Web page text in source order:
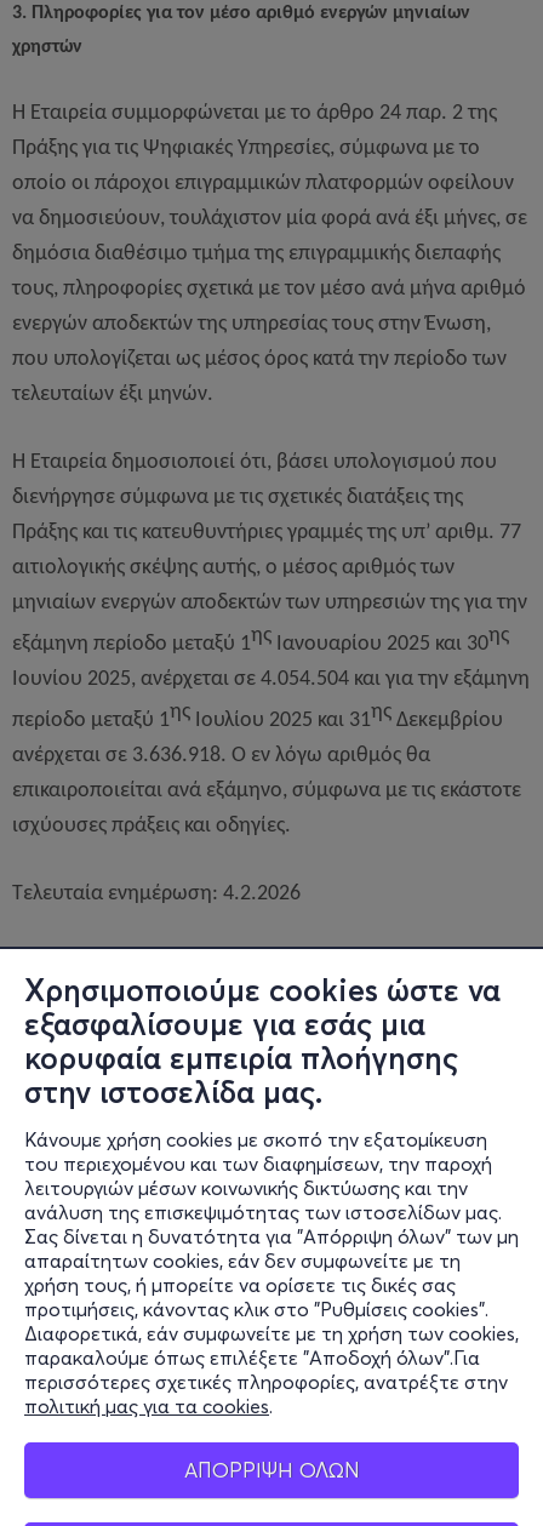
Χρησιμοποιούμε cookies ώστε να
εξασφαλίσουμε για εσάς μια
κορυφαία εμπειρία πλοήγησης
στην ιστοσελίδα μας.
Κάνουμε χρήση cookies με σκοπό την εξατομίκευση
του περιεχομένου και των διαφημίσεων, την παροχή
λειτουργιών μέσων κοινωνικής δικτύωσης και την
ανάλυση της επισκεψιμότητας των ιστοσελίδων μας.
Σας δίνεται η δυνατότητα για "Απόρριψη όλων" των μη
απαραίτητων cookies, εάν δεν συμφωνείτε με τη
χρήση τους, ή μπορείτε να ορίσετε τις δικές σας
προτιμήσεις, κάνοντας κλικ στο "Ρυθμίσεις cookies".
Διαφορετικά, εάν συμφωνείτε με τη χρήση των cookies,
παρακαλούμε όπως επιλέξετε "Αποδοχή όλων".Για
περισσότερες σχετικές πληροφορίες, ανατρέξτε στην
πολιτική μας για τα cookies.
ΑΠΟΡΡΙΨΗ ΟΛΩΝ
3. Πληροφορίες για τον μέσο αριθμό ενεργών μηνιαίων
χρηστών
Η Εταιρεία συμμορφώνεται με το άρθρο 24 παρ. 2 της
Πράξης για τις Ψηφιακές Υπηρεσίες, σύμφωνα με το
οποίο οι πάροχοι επιγραμμικών πλατφορμών οφείλουν
να δημοσιεύουν, τουλάχιστον μία φορά ανά έξι μήνες, σε
δημόσια διαθέσιμο τμήμα της επιγραμμικής διεπαφής
τους, πληροφορίες σχετικά με τον μέσο ανά μήνα αριθμό
ενεργών αποδεκτών της υπηρεσίας τους στην Ένωση,
που υπολογίζεται ως μέσος όρος κατά την περίοδο των
τελευταίων έξι μηνών.
Η Εταιρεία δημοσιοποιεί ότι, βάσει υπολογισμού που
διενήργησε σύμφωνα με τις σχετικές διατάξεις της
Πράξης και τις κατευθυντήριες γραμμές της υπ’ αριθμ. 77
αιτιολογικής σκέψης αυτής, ο μέσος αριθμός των
μηνιαίων ενεργών αποδεκτών των υπηρεσιών της για την
εξάμηνη περίοδο μεταξύ 1ης Ιανουαρίου 2025 και 30ης
Ιουνίου 2025, ανέρχεται σε 4.054.504 και για την εξάμηνη
περίοδο μεταξύ 1ης Ιουλίου 2025 και 31ης Δεκεμβρίου
ανέρχεται σε 3.636.918. Ο εν λόγω αριθμός θα
επικαιροποιείται ανά εξάμηνο, σύμφωνα με τις εκάστοτε
ισχύουσες πράξεις και οδηγίες.
Τελευταία ενημέρωση: 4.2.2026
Πληροφορίες
Υποστήριξη
Stay Connected
Mobile app